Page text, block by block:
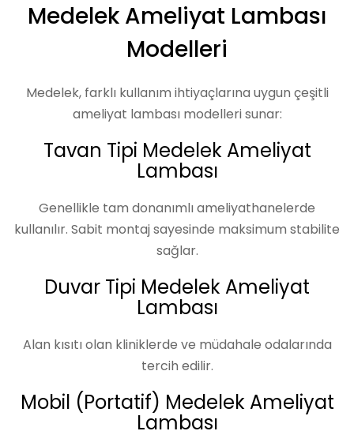
Medelek Ameliyat Lambası
Modelleri
Medelek, farklı kullanım ihtiyaçlarına uygun çeşitli
ameliyat lambası modelleri sunar:
Tavan Tipi Medelek Ameliyat
Lambası
Genellikle tam donanımlı ameliyathanelerde
kullanılır. Sabit montaj sayesinde maksimum stabilite
sağlar.
Duvar Tipi Medelek Ameliyat
Lambası
Alan kısıtı olan kliniklerde ve müdahale odalarında
tercih edilir.
Mobil (Portatif) Medelek Ameliyat
Lambası